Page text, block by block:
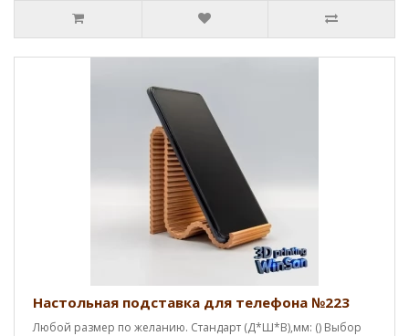
Настольная подставка для телефона №223
Любой размер по желанию. Стандарт (Д*Ш*В),мм: () Выбор